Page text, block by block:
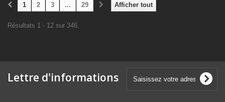
Afficher tout
1 2 3 ... 29
Résultats 1 - 12 sur 346.
Lettre d'informations